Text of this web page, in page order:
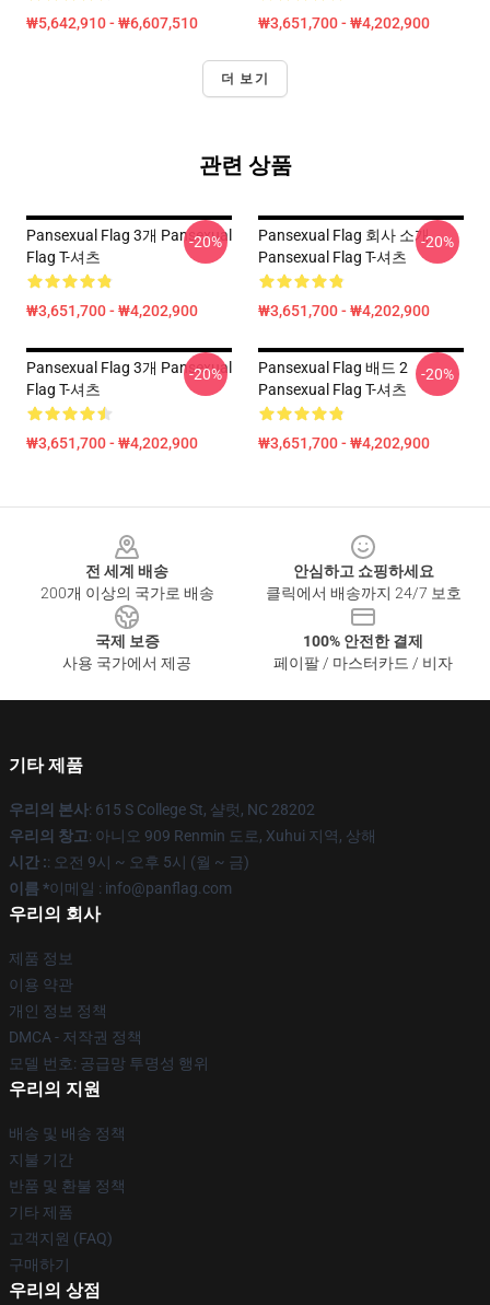
₩5,642,910 - ₩6,607,510 ₩3,651,700 - ₩4,202,900
더 보기
관련 상품
Pansexual Flag 3개 Pansexual
Flag T-셔츠
₩3,651,700 - ₩4,202,900
-20%
Pansexual Flag 회사 소개
Pansexual Flag T-셔츠
₩3,651,700 - ₩4,202,900
-20%
Pansexual Flag 3개 Pansexual
Flag T-셔츠
₩3,651,700 - ₩4,202,900
-20%
Pansexual Flag 배드 2
Pansexual Flag T-셔츠
₩3,651,700 - ₩4,202,900
-20%
전 세계 배송
200개 이상의 국가로 배송
안심하고 쇼핑하세요
클릭에서 배송까지 24/7 보호
국제 보증
사용 국가에서 제공
100% 안전한 결제
페이팔 / 마스터카드 / 비자
기타 제품
우리의 본사: 615 S College St, 샬럿, NC 28202
우리의 창고: 아니오 909 Renmin 도로, Xuhui 지역, 상해
시간 :: 오전 9시 ~ 오후 5시 (월 ~ 금)
이름 *이메일 : info@panflag.com
우리의 회사
제품 정보
이용 약관
개인 정보 정책
DMCA - 저작권 정책
모델 번호: 공급망 투명성 행위
우리의 지원
배송 및 배송 정책
지불 기간
반품 및 환불 정책
기타 제품
고객지원 (FAQ)
구매하기
우리의 상점